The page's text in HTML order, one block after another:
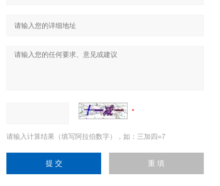
请输入计算结果（填写阿拉伯数字），如：三加四=7